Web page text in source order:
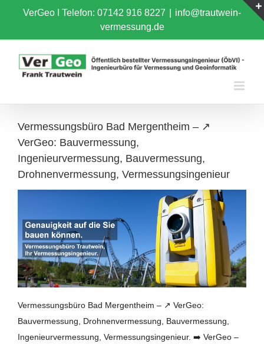
content
VerGeo I Telefon: 07142 916 8227
info@trautwein-
vermessung.de
Vermessungsbüro Bad Mergentheim – ↗️
VerGeo: Bauvermessung,
Ingenieurvermessung, Bauvermessung,
Drohnenvermessung, Vermessungsingenieur
Vermessungsbüro Bad Mergentheim – ↗️ VerGeo:
Bauvermessung, Drohnenvermessung, Bauvermessung,
Ingenieurvermessung, Vermessungsingenieur. ➡️ VerGeo –